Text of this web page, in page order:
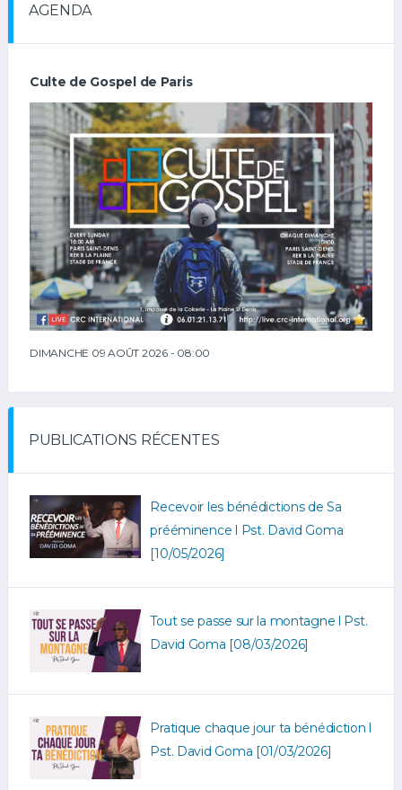
AGENDA
Culte de Gospel de Paris
DIMANCHE 09 AOÛT 2026 - 08:00
PUBLICATIONS RÉCENTES
Recevoir les bénédictions de Sa
prééminence l Pst. David Goma
[10/05/2026]
Tout se passe sur la montagne l Pst.
David Goma [08/03/2026]
Pratique chaque jour ta bénédiction l
Pst. David Goma [01/03/2026]